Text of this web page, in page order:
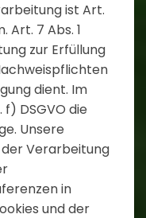
ist Art.
Art. 7 Abs. 1
zur Erfüllung
dient. Im
f) DSGVO die
Unsere
Verarbeitung
in
und der